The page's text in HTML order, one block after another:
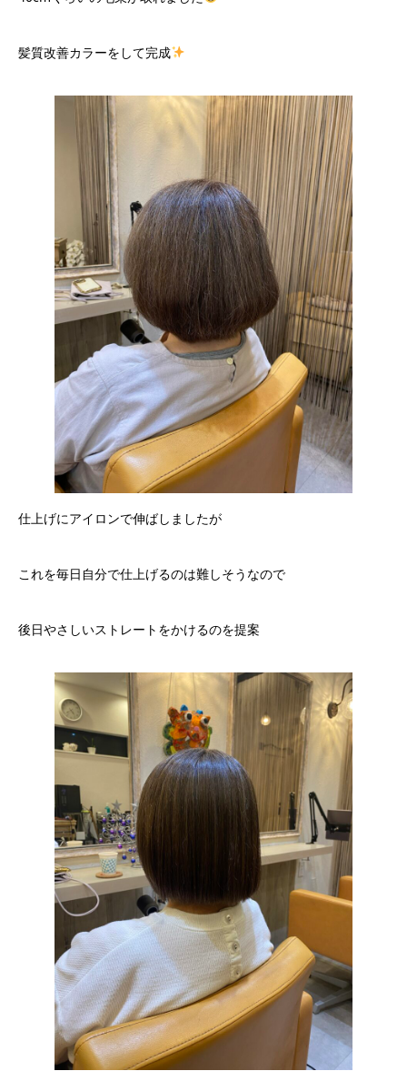
髪質改善カラーをして完成
仕上げにアイロンで伸ばしましたが
これを毎日自分で仕上げるのは難しそうなので
後日やさしいストレートをかけるのを提案